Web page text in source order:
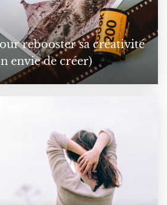
rebooster sa créativité
envie de créer)